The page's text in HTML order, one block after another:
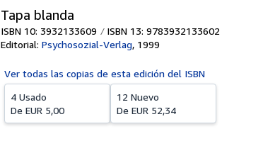
Tapa blanda
ISBN 10: 3932133609
ISBN 13: 9783932133602
Editorial: Psychosozial-Verlag, 1999
Ver todas las copias de esta edición del ISBN
4 Usado
De EUR 5,00
12 Nuevo
De EUR 52,34